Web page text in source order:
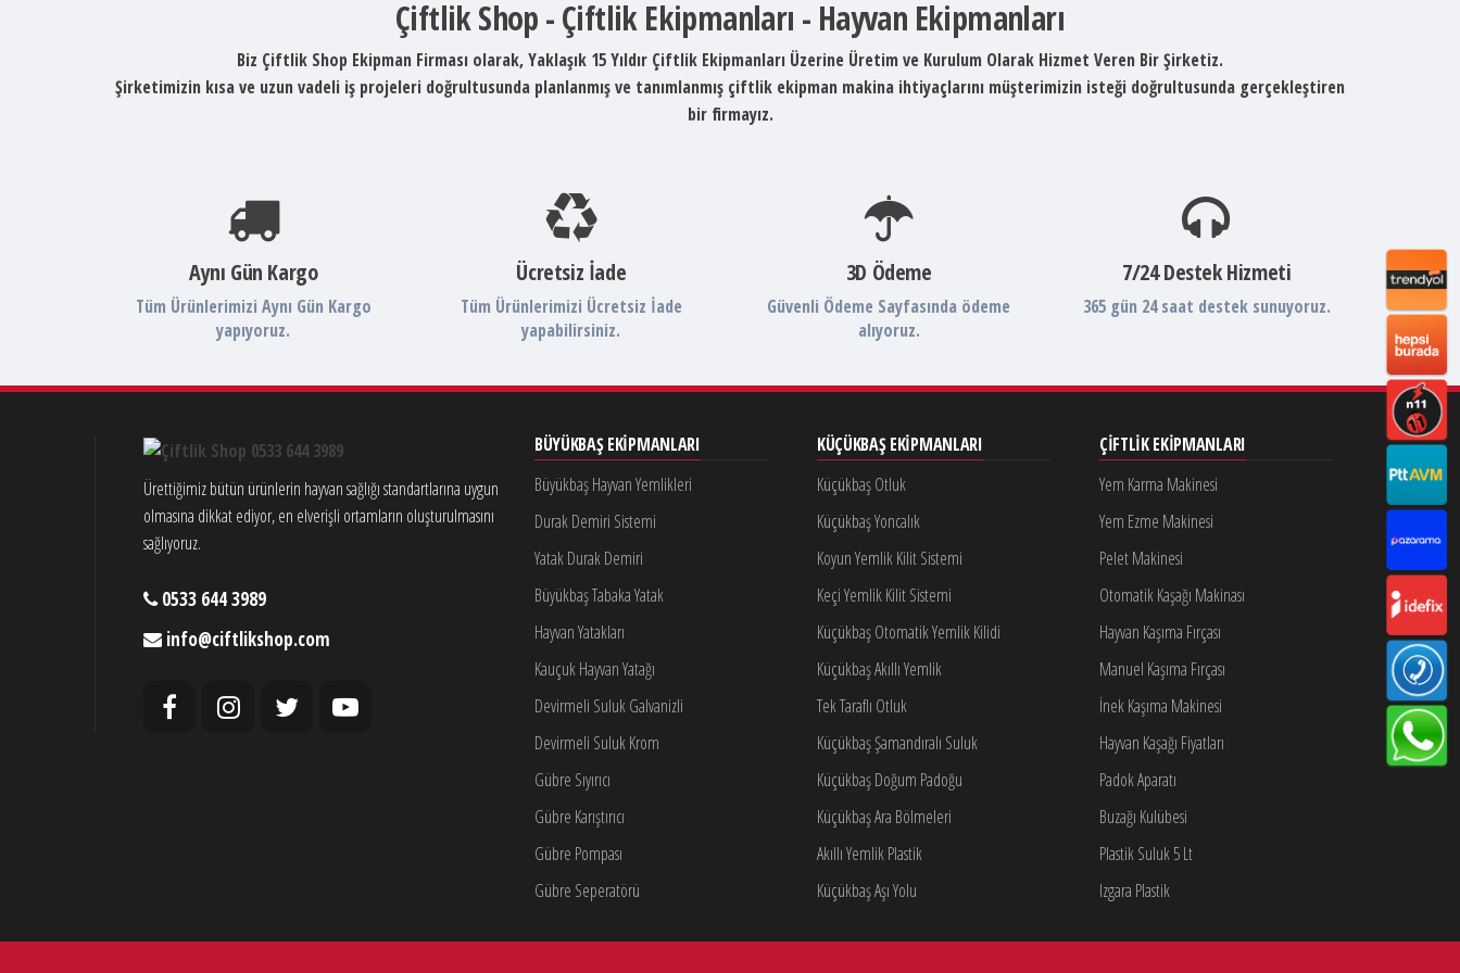
Çiftlik Shop - Çiftlik Ekipmanları - Hayvan Ekipmanları
Biz Çiftlik Shop Ekipman Firması olarak, Yaklaşık 15 Yıldır Çiftlik Ekipmanları Üzerine Üretim ve Kurulum Olarak Hizmet Veren Bir Şirketiz.
Şirketimizin kısa ve uzun vadeli iş projeleri doğrultusunda planlanmış ve tanımlanmış çiftlik ekipman makina ihtiyaçlarını müşterimizin isteği doğrultusunda gerçekleştiren
bir firmayız.
Aynı Gün Kargo
Tüm Ürünlerimizi Aynı Gün Kargo
yapıyoruz.
Ücretsiz İade
Tüm Ürünlerimizi Ücretsiz İade
yapabilirsiniz.
3D Ödeme
Güvenli Ödeme Sayfasında ödeme
alıyoruz.
7/24 Destek Hizmeti
365 gün 24 saat destek sunuyoruz.
Ürettiğimiz bütün ürünlerin hayvan sağlığı standartlarına uygun
olmasına dikkat ediyor, en elverişli ortamların oluşturulmasını
sağlıyoruz.
0533 644 3989
info@ciftlikshop.com
BÜYÜKBAŞ EKIPMANLARI
Büyükbaş Hayvan Yemlikleri
Durak Demiri Sistemi
Yatak Durak Demiri
Büyükbaş Tabaka Yatak
Hayvan Yatakları
Kauçuk Hayvan Yatağı
Devirmeli Suluk Galvanizli
Devirmeli Suluk Krom
Gübre Sıyırıcı
Gübre Karıştırıcı
Gübre Pompası
Gübre Seperatörü
KÜÇÜKBAŞ EKIPMANLARI
Küçükbaş Otluk
Küçükbaş Yoncalık
Koyun Yemlik Kilit Sistemi
Keçi Yemlik Kilit Sistemi
Küçükbaş Otomatik Yemlik Kilidi
Küçükbaş Akıllı Yemlik
Tek Taraflı Otluk
Küçükbaş Şamandıralı Suluk
Küçükbaş Doğum Padoğu
Küçükbaş Ara Bölmeleri
Akıllı Yemlik Plastik
Küçükbaş Aşı Yolu
ÇIFTLIK EKIPMANLARI
Yem Karma Makinesi
Yem Ezme Makinesi
Pelet Makinesi
Otomatik Kaşağı Makinası
Hayvan Kaşıma Fırçası
Manuel Kaşıma Fırçası
İnek Kaşıma Makinesi
Hayvan Kaşağı Fiyatları
Padok Aparatı
Buzağı Kulübesi
Plastik Suluk 5 Lt
Izgara Plastik